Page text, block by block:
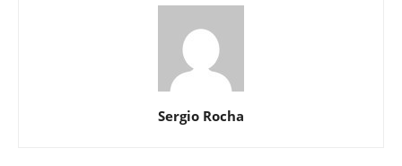
Sergio Rocha